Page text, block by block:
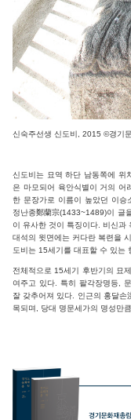
신숙주선생 신도비, 2015 ©경기
신도비는 묘역 하단 남동쪽에 위
은 마모되어 육안식별이 거의 어
한 문장가로 이름이 높았던 이
정난종鄭蘭宗(1433~1489)이 글
이 유사한 것이 특징이다. 비신과
대석의 윗면에는 커다란 복련을
도비는 15세기를 대표할 수 있는
전체적으로 15세기 후반기의 묘
여주고 있다. 특히 팔각장명등,
잘 갖추어져 있다. 인근의 홍달
목되며, 당대 명문세가의 명성만